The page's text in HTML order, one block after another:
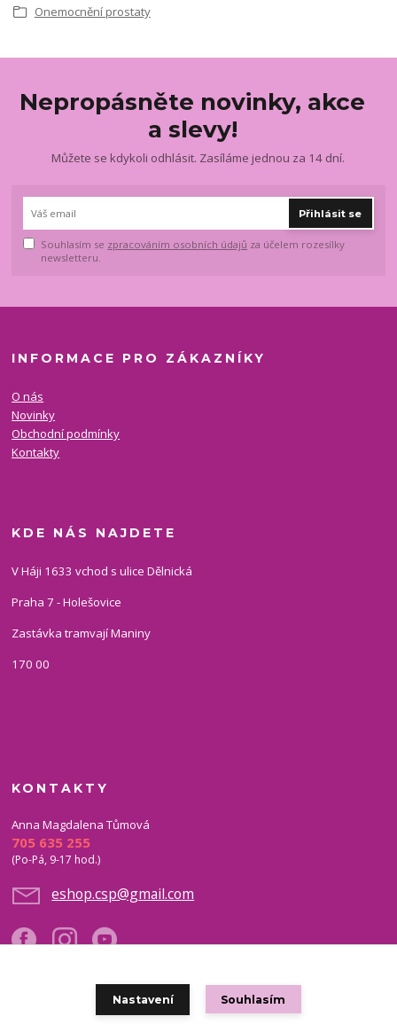
Onemocnění prostaty
Nepropásněte novinky, akce
a slevy!
Můžete se kdykoli odhlásit. Zasíláme jednou za 14 dní.
Přihlásit se
Souhlasím se zpracováním osobních údajů za účelem rozesílky
newsletteru.
INFORMACE PRO ZÁKAZNÍKY
O nás
Novinky
Obchodní podmínky
Kontakty
KDE NÁS NAJDETE
V Háji 1633 vchod s ulice Dělnická
Praha 7 - Holešovice
Zastávka tramvají Maniny
170 00
KONTAKTY
Anna Magdalena Tůmová
705 635 255
(Po-Pá, 9-17 hod.)
eshop.csp@gmail.com
Nastavení Souhlasím